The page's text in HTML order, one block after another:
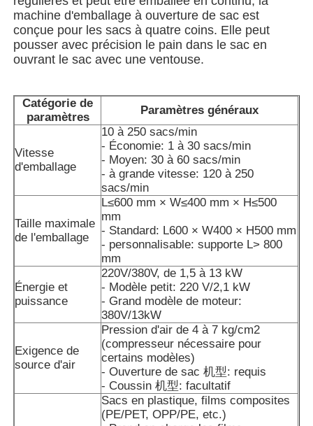
Machine à emballer à plusieurs voies
Machine à compter les cartes
Machines d'emballage
machine à cartonner
machine de remplissage
machine de boulette
Machine d'emballage de sacs à filets
machine à emballer de sac de maille
machine d'emballage à ouverture de sac est
conçue pour les sacs à quatre coins. Elle peut
pousser avec précision le pain dans le sac en
ouvrant le sac avec une ventouse.
Catégorie de
paramètres
Paramètres généraux
Vitesse
d'emballage
10 à 250 sacs/min
- Économie: 1 à 30 sacs/min
- Moyen: 30 à 60 sacs/min
- à grande vitesse: 120 à 250
sacs/min
Taille maximale
de l'emballage
L≤600 mm × W≤400 mm × H≤500
mm
- Standard: L600 × W400 × H500 mm
- personnalisable: supporte L> 800
mm
Énergie et
puissance
220V/380V, de 1,5 à 13 kW
- Modèle petit: 220 V/2,1 kW
- Grand modèle de moteur:
380V/13kW
Exigence de
source d'air
Pression d'air de 4 à 7 kg/cm2
(compresseur nécessaire pour
certains modèles)
- Ouverture de sac 机型: requis
- Coussin 机型: facultatif
Sacs en plastique, films composites
(PE/PET, OPP/PE, etc.)